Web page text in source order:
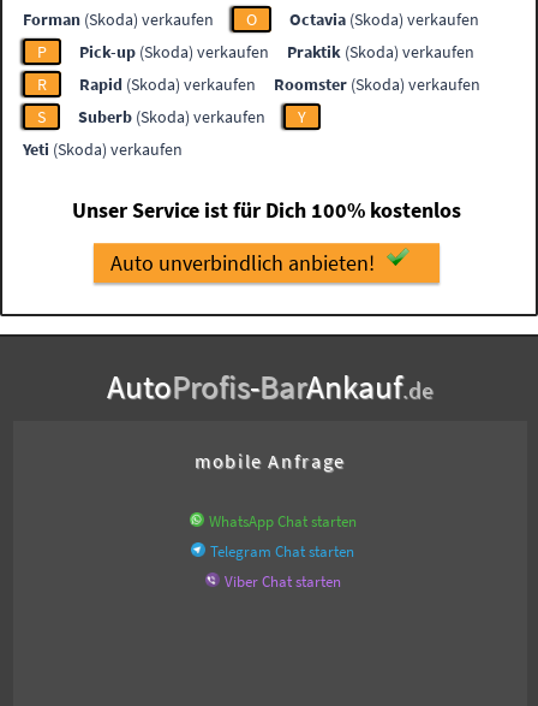
Forman (Skoda) verkaufen O Octavia (Skoda) verkaufen
P
Pick-up (Skoda) verkaufen Praktik (Skoda) verkaufen
R
Rapid (Skoda) verkaufen Roomster (Skoda) verkaufen
S
Suberb (Skoda) verkaufen
Y
Yeti (Skoda) verkaufen
Unser Service ist für Dich 100% kostenlos
Auto unverbindlich anbieten!
AutoProfis-BarAnkauf.de
mobile Anfrage
WhatsApp Chat starten
Telegram Chat starten
Viber Chat starten